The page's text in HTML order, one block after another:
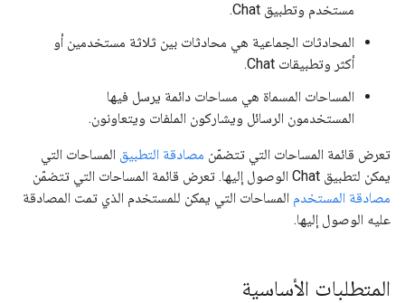
مستخدم وتطبيق Chat.
المحادثات الجماعية هي محادثات بين ثلاثة مستخدمين أو
أكثر وتطبيقات Chat.
المساحات المسماة هي مساحات دائمة يرسل فيها
المستخدمون الرسائل ويشاركون الملفات ويتعاونون.
تعرض قائمة المساحات التي تتضمّن مصادقة التطبيق المساحات التي
يمكن لتطبيق Chat الوصول إليها. تعرض قائمة المساحات التي تتضمّن
مصادقة المستخدم المساحات التي يمكن للمستخدم الذي تمت المصادقة
عليه الوصول إليها.
المتطلبات الأساسية